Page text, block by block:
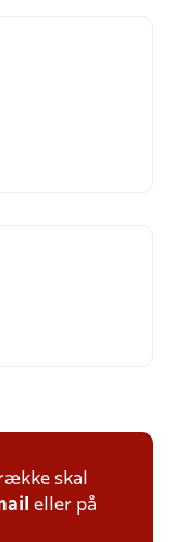
skal
eller på